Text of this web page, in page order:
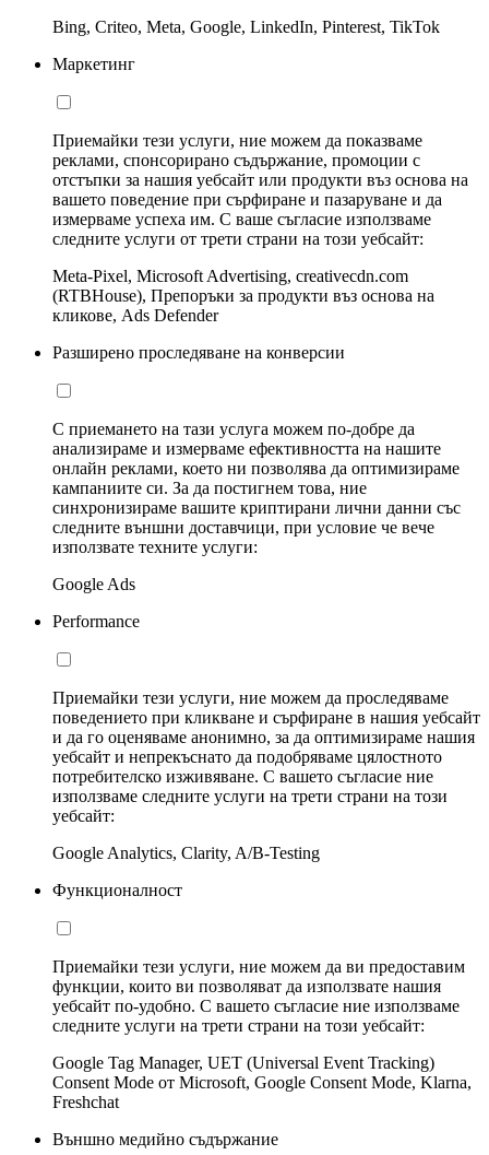
Bing, Criteo, Meta, Google, LinkedIn, Pinterest, TikTok
Маркетинг
Приемайки тези услуги, ние можем да показваме
реклами, спонсорирано съдържание, промоции с
отстъпки за нашия уебсайт или продукти въз основа на
вашето поведение при сърфиране и пазаруване и да
измерваме успеха им. С ваше съгласие използваме
следните услуги от трети страни на този уебсайт:
Meta-Pixel, Microsoft Advertising, creativecdn.com
(RTBHouse), Препоръки за продукти въз основа на
кликове, Ads Defender
Разширено проследяване на конверсии
С приемането на тази услуга можем по-добре да
анализираме и измерваме ефективността на нашите
онлайн реклами, което ни позволява да оптимизираме
кампаниите си. За да постигнем това, ние
синхронизираме вашите криптирани лични данни със
следните външни доставчици, при условие че вече
използвате техните услуги:
Google Ads
Performance
Приемайки тези услуги, ние можем да проследяваме
поведението при кликване и сърфиране в нашия уебсайт
и да го оценяваме анонимно, за да оптимизираме нашия
уебсайт и непрекъснато да подобряваме цялостното
потребителско изживяване. С вашето съгласие ние
използваме следните услуги на трети страни на този
уебсайт:
Google Analytics, Clarity, A/B-Testing
Функционалност
Приемайки тези услуги, ние можем да ви предоставим
функции, които ви позволяват да използвате нашия
уебсайт по-удобно. С вашето съгласие ние използваме
следните услуги на трети страни на този уебсайт:
Google Tag Manager, UET (Universal Event Tracking)
Consent Mode от Microsoft, Google Consent Mode, Klarna,
Freshchat
Външно медийно съдържание